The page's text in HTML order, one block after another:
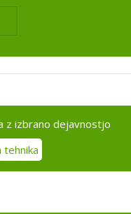
z izbrano dejavnostjo
tehnika